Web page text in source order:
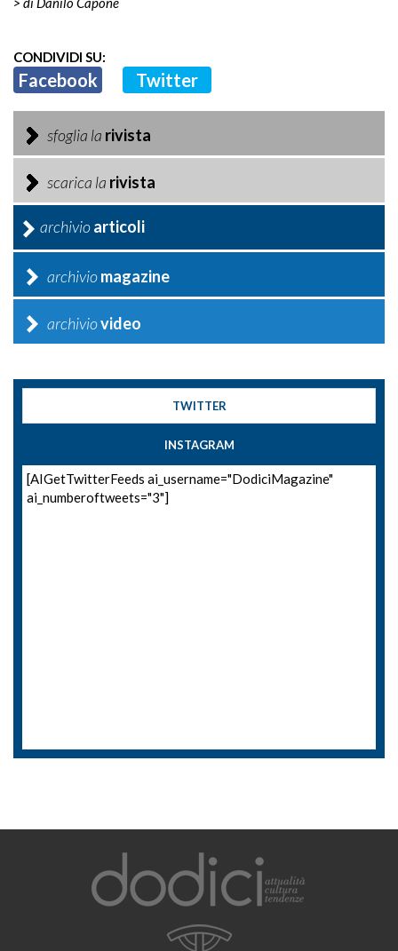
CONDIVIDI SU:
Facebook Twitter
sfoglia la rivista
scarica la rivista
archivioarticoli
archiviomagazine
archiviovideo
TWITTER
INSTAGRAM
[AIGetTwitterFeeds ai_username="DodiciMagazine"
ai_numberoftweets="3"]